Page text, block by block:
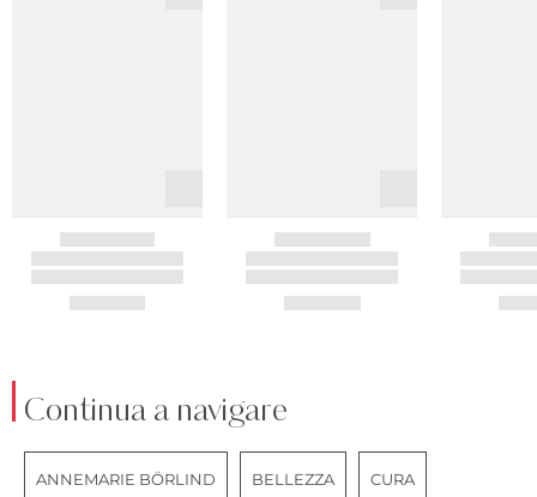
Continua a navigare
ANNEMARIE BÖRLIND BELLEZZA CURA